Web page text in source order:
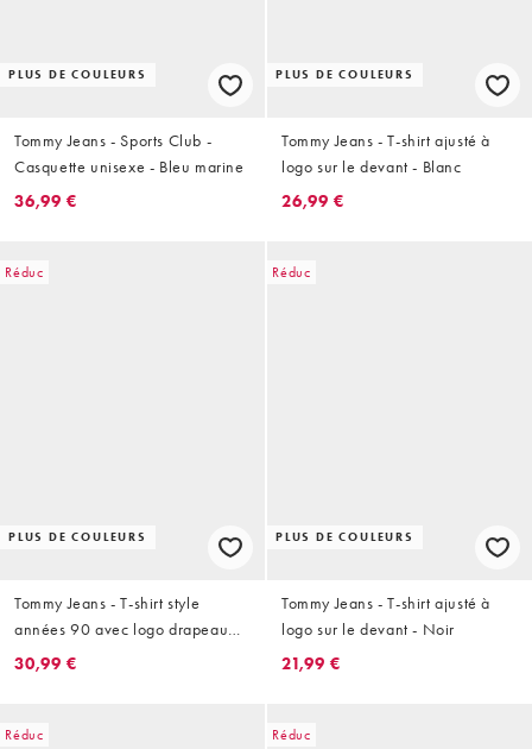
PLUS DE COULEURS
Tommy Jeans - Sports Club -
Casquette unisexe - Bleu marine
36,99 €
PLUS DE COULEURS
Tommy Jeans - T-shirt ajusté à
logo sur le devant - Blanc
26,99 €
Réduc
PLUS DE COULEURS
Tommy Jeans - T-shirt style
années 90 avec logo drapeau
ondoyant - Beige
30,99 €
Réduc
PLUS DE COULEURS
Tommy Jeans - T-shirt ajusté à
logo sur le devant - Noir
21,99 €
Réduc Réduc